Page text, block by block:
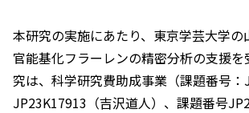
本研究の実施にあたり、東京学芸大学の
官能基化フラーレンの精密分析の支援
究は、科学研究費助成事業（課題番号：
JP23K17913（吉沢道人）、課題番号